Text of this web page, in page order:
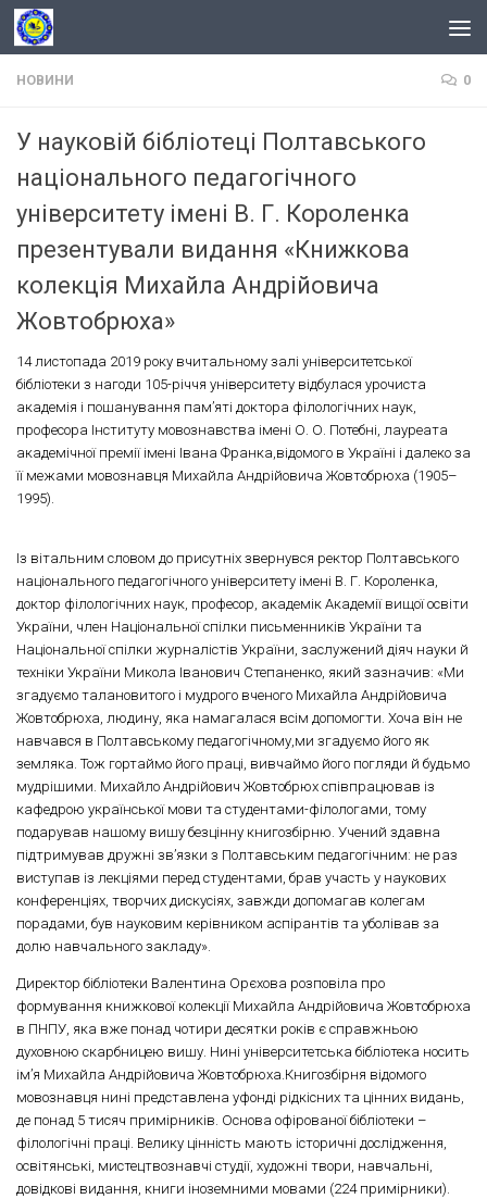
Skip to content
НОВИНИ 0
У науковій бібліотеці Полтавського
національного педагогічного
університету імені В. Г. Короленка
презентували видання «Книжкова
колекція Михайла Андрійовича
Жовтобрюха»
14 листопада 2019 року вчитальному залі університетської
бібліотеки з нагоди 105-річчя університету відбулася урочиста
академія і пошанування пам’яті доктора філологічних наук,
професора Інституту мовознавства імені О. О. Потебні, лауреата
академічної премії імені Івана Франка,відомого в Україні і далеко за
її межами мовознавця Михайла Андрійовича Жовтобрюха (1905–
1995).
Із вітальним словом до присутніх звернувся ректор Полтавського
національного педагогічного університету імені В. Г. Короленка,
доктор філологічних наук, професор, академік Академії вищої освіти
України, член Національної спілки письменників України та
Національної спілки журналістів України, заслужений діяч науки й
техніки України Микола Іванович Степаненко, який зазначив: «Ми
згадуємо талановитого і мудрого вченого Михайла Андрійовича
Жовтобрюха, людину, яка намагалася всім допомогти. Хоча він не
навчався в Полтавському педагогічному,ми згадуємо його як
земляка. Тож гортаймо його праці, вивчаймо його погляди й будьмо
мудрішими. Михайло Андрійович Жовтобрюх співпрацював із
кафедрою української мови та студентами-філологами, тому
подарував нашому вишу безцінну книгозбірню. Учений здавна
підтримував дружні зв’язки з Полтавським педагогічним: не раз
виступав із лекціями перед студентами, брав участь у наукових
конференціях, творчих дискусіях, завжди допомагав колегам
порадами, був науковим керівником аспірантів та уболівав за
долю навчального закладу».
Директор бібліотеки Валентина Орєхова розповіла про
формування книжкової колекції Михайла Андрійовича Жовтобрюха
в ПНПУ, яка вже понад чотири десятки років є справжньою
духовною скарбницею вишу. Нині університетська бібліотека носить
ім’я Михайла Андрійовича Жовтобрюха.Книгозбірня відомого
мовознавця нині представлена уфонді рідкісних та цінних видань,
де понад 5 тисяч примірників. Основа офірованої бібліотеки –
філологічні праці. Велику цінність мають історичні дослідження,
освітянські, мистецтвознавчі студії, художні твори, навчальні,
довідкові видання, книги іноземними мовами (224 примірники).